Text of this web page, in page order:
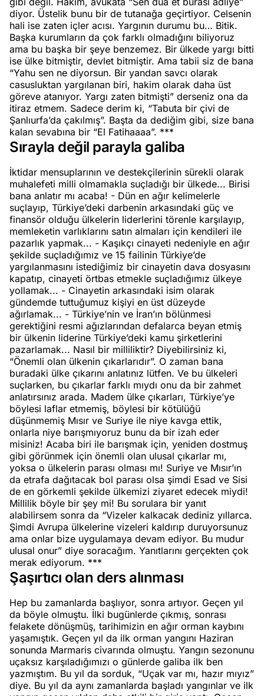
diyor. Üstelik bunu bir de tutanağa geçirtiyor. Celsenin
hali ise zaten içler acısı. Yargının durumu bu… Bitik.
Başka kurumların da çok farklı olmadığını biliyoruz
ama bu başka bir şeye benzemez. Bir ülkede yargı bitti
ise ülke bitmiştir, devlet bitmiştir. Ama tabii siz de bana
“Yahu sen ne diyorsun. Bir yandan savcı olarak
casusluktan yargılanan biri, hakim olarak daha üst
göreve atanıyor. Yargı zaten bitmişti” derseniz ona da
itiraz etmem. Sadece derim ki, “Tabuta bir çivi de
Şanlıurfa’da çakılmış”. Başta da dediğim gibi, size bana
kalan sevabına bir “El Fatihaaaa”. ***
Sırayla değil parayla galiba
İktidar mensuplarının ve destekçilerinin sürekli olarak
muhalefeti milli olmamakla suçladığı bir ülkede... Birisi
bana anlatır mı acaba! - Dün en ağır kelimelerle
suçlayıp, Türkiye’deki darbenin arkasındaki güç ve
finansör olduğu ülkelerin liderlerini törenle karşılayıp,
memleketin varlıklarını satın almaları için kendileri ile
pazarlık yapmak... - Kaşıkçı cinayeti nedeniyle en ağır
şekilde suçladığımız ve 15 failinin Türkiye’de
yargılanmasını istediğimiz bir cinayetin dava dosyasını
kapatıp, cinayeti örtbas etmekle suçladığımız ülkeye
yollamak... - Cinayetin arkasındaki isim olarak
gündemde tuttuğumuz kişiyi en üst düzeyde
ağırlamak... - Türkiye’nin ve İran’ın bölünmesi
gerektiğini resmi ağızlarından defalarca beyan etmiş
bir ülkenin liderine Türkiye’deki kamu şirketlerini
pazarlamak... Nasıl bir milliliktir? Diyebilirsiniz ki,
“Önemli olan ülkenin çıkarlarıdır”. O zaman bana
buradaki ülke çıkarını anlatınız lütfen. Ve bu ülkeleri
suçlarken, bu çıkarlar farklı mıydı onu da bir zahmet
anlatırsınız arada. Madem ülke çıkarları, Türkiye’ye
böylesi laflar etmemiş, böylesi bir kötülüğü
düşünmemiş Mısır ve Suriye ile niye kavga ettik,
onlarla niye barışmıyoruz bunu da bir izah eder
misiniz! Acaba biri ile barışmak için, yeniden dostmuş
gibi görünmek için önemli olan ulusal çıkarlar mı,
yoksa o ülkelerin parası olması mı! Suriye ve Mısır’ın
da etrafa dağıtacak bol parası olsa şimdi Esad ve Sisi
de en görkemli şekilde ülkemizi ziyaret edecek miydi!
Millilik böyle bir şey mi! Bu sorulara bir yanıt
alabilirsem sonra da “Vizeler kalkacak dediniz yıllarca.
Şimdi Avrupa ülkelerine vizeleri kaldırıp duruyorsunuz
ama onlar bize uygulamaya devam ediyor. Bu mudur
ulusal onur” diye soracağım. Yanıtlarını gerçekten çok
merak ediyorum. ***
Şaşırtıcı olan ders alınması
Hep bu zamanlarda başlıyor, sonra artıyor. Geçen yıl
da böyle olmuştu. İlki bugünlerde çıkmış, sonrası
felakete dönüşmüş, tarihimizin en ağır orman kaybını
yaşamıştık. Geçen yıl da ilk orman yangını Haziran
sonunda Marmaris civarında olmuştu. Yangın sezonunu
uçaksız karşıladığımızı o günlerde galiba ilk ben
yazmıştım. Bu yıl da sorduk, “Uçak var mı, hazır mıyız”
diye. Bu yıl da aynı zamanlarda başladı yangınlar ve ilk